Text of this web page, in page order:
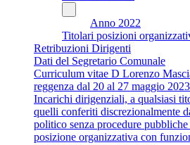
Anno 2022
Titolari posizioni
Retribuzioni Dirigenti
Dati del Segretario Comunale
Curriculum vitae D Lorenzo
reggenza dal 20 al 27 maggio 2023
Incarichi dirigenziali, a qualsiasi
quelli conferiti discrezionalmente
politico senza procedure
posizione organizzativa con